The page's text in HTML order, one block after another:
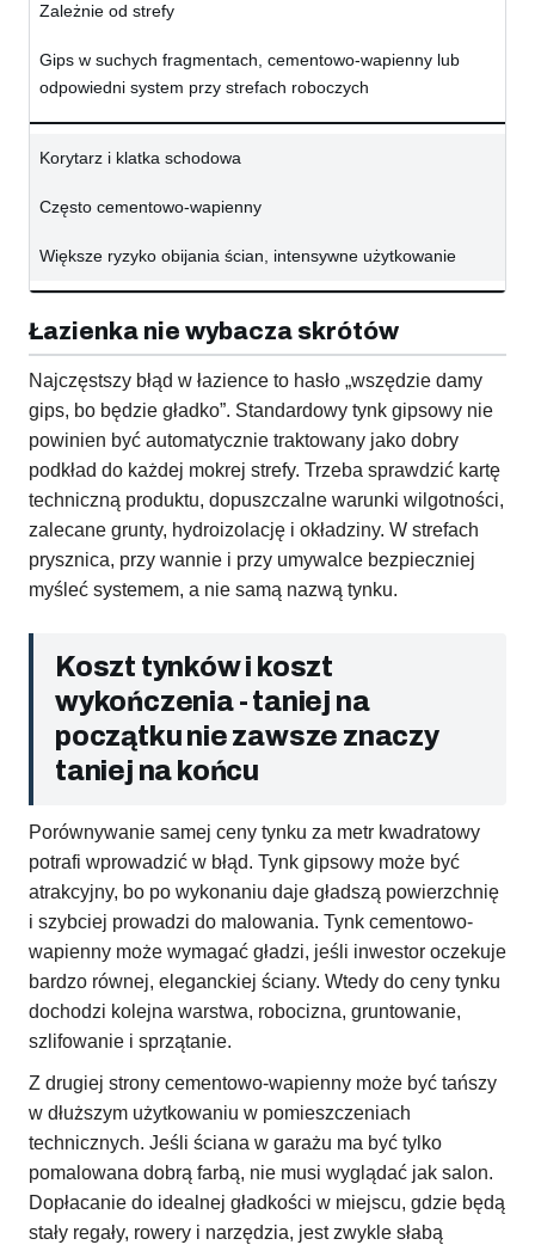
Zależnie od strefy
Gips w suchych fragmentach, cementowo-wapienny lub
odpowiedni system przy strefach roboczych
Korytarz i klatka schodowa
Często cementowo-wapienny
Większe ryzyko obijania ścian, intensywne użytkowanie
Łazienka nie wybacza skrótów
Najczęstszy błąd w łazience to hasło „wszędzie damy
gips, bo będzie gładko”. Standardowy tynk gipsowy nie
powinien być automatycznie traktowany jako dobry
podkład do każdej mokrej strefy. Trzeba sprawdzić kartę
techniczną produktu, dopuszczalne warunki wilgotności,
zalecane grunty, hydroizolację i okładziny. W strefach
prysznica, przy wannie i przy umywalce bezpieczniej
myśleć systemem, a nie samą nazwą tynku.
Koszt tynków i koszt
wykończenia - taniej na
początku nie zawsze znaczy
taniej na końcu
Porównywanie samej ceny tynku za metr kwadratowy
potrafi wprowadzić w błąd. Tynk gipsowy może być
atrakcyjny, bo po wykonaniu daje gładszą powierzchnię
i szybciej prowadzi do malowania. Tynk cementowo-
wapienny może wymagać gładzi, jeśli inwestor oczekuje
bardzo równej, eleganckiej ściany. Wtedy do ceny tynku
dochodzi kolejna warstwa, robocizna, gruntowanie,
szlifowanie i sprzątanie.
Z drugiej strony cementowo-wapienny może być tańszy
w dłuższym użytkowaniu w pomieszczeniach
technicznych. Jeśli ściana w garażu ma być tylko
pomalowana dobrą farbą, nie musi wyglądać jak salon.
Dopłacanie do idealnej gładkości w miejscu, gdzie będą
stały regały, rowery i narzędzia, jest zwykle słabą